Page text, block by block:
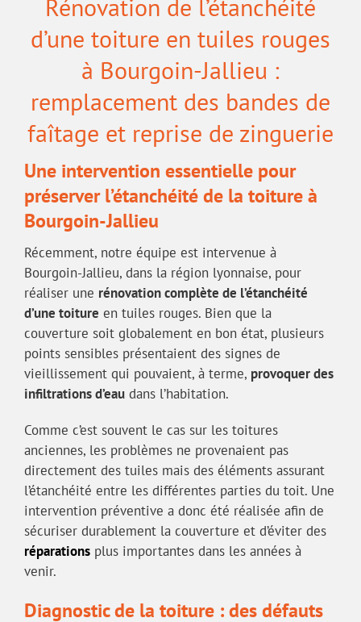
Rénovation de l’étanchéité
d’une toiture en tuiles rouges
à Bourgoin-Jallieu :
remplacement des bandes de
faîtage et reprise de zinguerie
Une intervention essentielle pour
préserver l’étanchéité de la toiture à
Bourgoin-Jallieu
Récemment, notre équipe est intervenue à
Bourgoin-Jallieu, dans la région lyonnaise, pour
réaliser une rénovation complète de l’étanchéité
d’une toiture en tuiles rouges. Bien que la
couverture soit globalement en bon état, plusieurs
points sensibles présentaient des signes de
vieillissement qui pouvaient, à terme, provoquer des
infiltrations d’eau dans l’habitation.
Comme c’est souvent le cas sur les toitures
anciennes, les problèmes ne provenaient pas
directement des tuiles mais des éléments assurant
l’étanchéité entre les différentes parties du toit. Une
intervention préventive a donc été réalisée afin de
sécuriser durablement la couverture et d’éviter des
réparations plus importantes dans les années à
venir.
Diagnostic de la toiture : des défauts